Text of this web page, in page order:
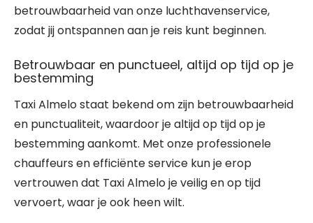
betrouwbaarheid van onze luchthavenservice,
zodat jij ontspannen aan je reis kunt beginnen.
Betrouwbaar en punctueel, altijd op tijd op je
bestemming
Taxi Almelo staat bekend om zijn betrouwbaarheid
en punctualiteit, waardoor je altijd op tijd op je
bestemming aankomt. Met onze professionele
chauffeurs en efficiënte service kun je erop
vertrouwen dat Taxi Almelo je veilig en op tijd
vervoert, waar je ook heen wilt.